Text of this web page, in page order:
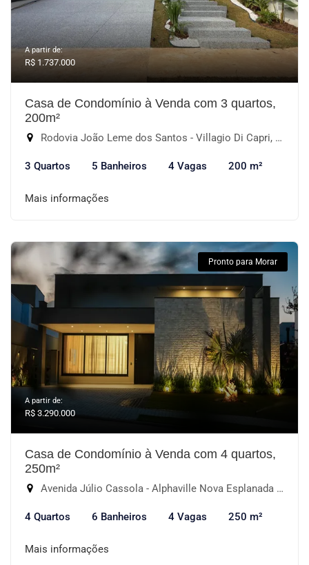
A partir de:
R$ 1.737.000
Casa de Condomínio à Venda com 3 quartos,
200m²
Rodovia João Leme dos Santos - Villagio Di Capri, Votorantim-SP
3 Quartos 5 Banheiros 4 Vagas 200 m²
Mais informações
Pronto para Morar
A partir de:
R$ 3.290.000
Casa de Condomínio à Venda com 4 quartos,
250m²
Avenida Júlio Cassola - Alphaville Nova Esplanada III, Votorantim-SP
4 Quartos 6 Banheiros 4 Vagas 250 m²
Mais informações